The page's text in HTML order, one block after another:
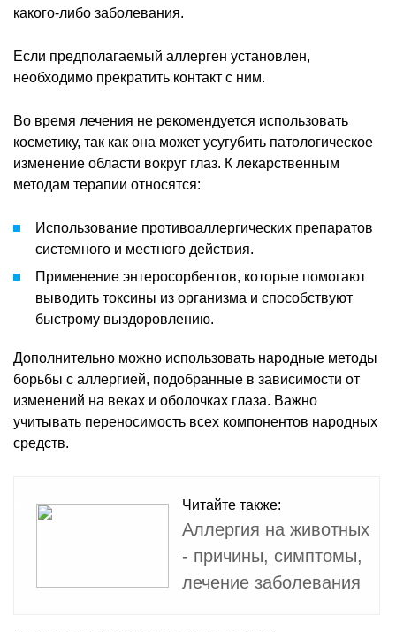
какого-либо заболевания.
Если предполагаемый аллерген установлен,
необходимо прекратить контакт с ним.
Во время лечения не рекомендуется использовать
косметику, так как она может усугубить патологическое
изменение области вокруг глаз. К лекарственным
методам терапии относятся:
Использование противоаллергических препаратов
системного и местного действия.
Применение энтеросорбентов, которые помогают
выводить токсины из организма и способствуют
быстрому выздоровлению.
Дополнительно можно использовать народные методы
борьбы с аллергией, подобранные в зависимости от
изменений на веках и оболочках глаза. Важно
учитывать переносимость всех компонентов народных
средств.
Читайте также:
Аллергия на животных
- причины, симптомы,
лечение заболевания